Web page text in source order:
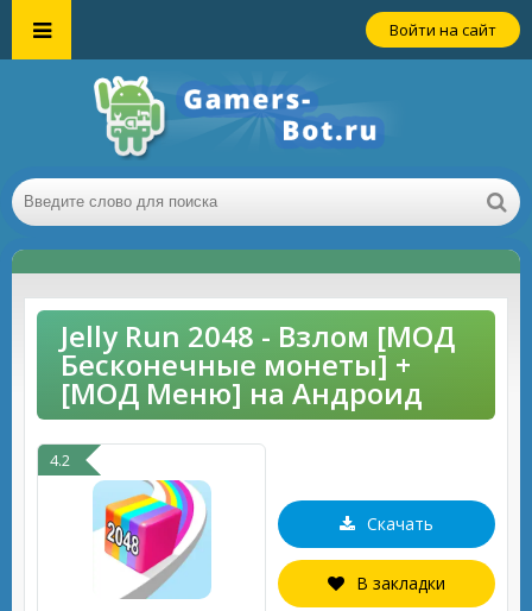
Войти на сайт
Jelly Run 2048 - Взлом [МОД
Бесконечные монеты] +
[МОД Меню] на Андроид
4.2
Скачать
В закладки